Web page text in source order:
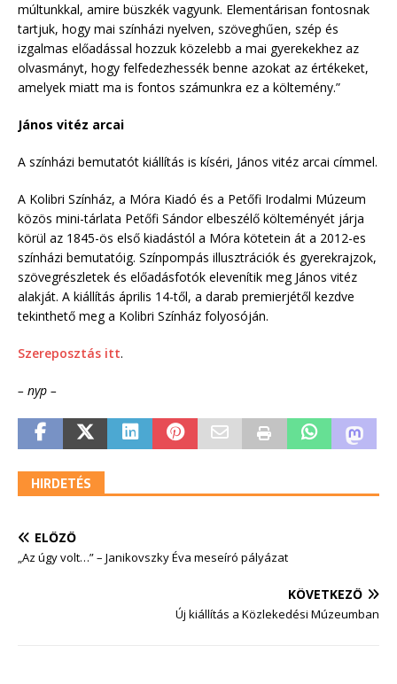
múltunkkal, amire büszkék vagyunk. Elementárisan fontosnak
tartjuk, hogy mai színházi nyelven, szöveghűen, szép és
izgalmas előadással hozzuk közelebb a mai gyerekekhez az
olvasmányt, hogy felfedezhessék benne azokat az értékeket,
amelyek miatt ma is fontos számunkra ez a költemény.”
János vitéz arcai
A színházi bemutatót kiállítás is kíséri, János vitéz arcai címmel.
A Kolibri Színház, a Móra Kiadó és a Petőfi Irodalmi Múzeum
közös mini-tárlata Petőfi Sándor elbeszélő költeményét járja
körül az 1845-ös első kiadástól a Móra kötetein át a 2012-es
színházi bemutatóig. Színpompás illusztrációk és gyerekrajzok,
szövegrészletek és előadásfotók elevenítik meg János vitéz
alakját. A kiállítás április 14-től, a darab premierjétől kezdve
tekinthető meg a Kolibri Színház folyosóján.
Szereposztás itt.
– nyp –
HIRDETÉS
ELŐZŐ
„Az úgy volt…” – Janikovszky Éva meseíró pályázat
KÖVETKEZŐ
Új kiállítás a Közlekedési Múzeumban